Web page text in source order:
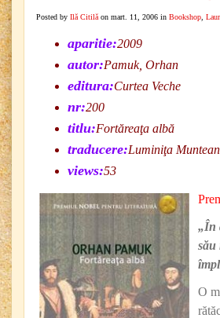
Posted by Ilă Citilă on mart. 11, 2006 in Bookshop
aparitie:2009
autor:Pamuk, Orhan
editura:Curtea Veche
nr:200
titlu:Fortăreaţa albă
traducere:Luminiţa
views:53
„În
său
O